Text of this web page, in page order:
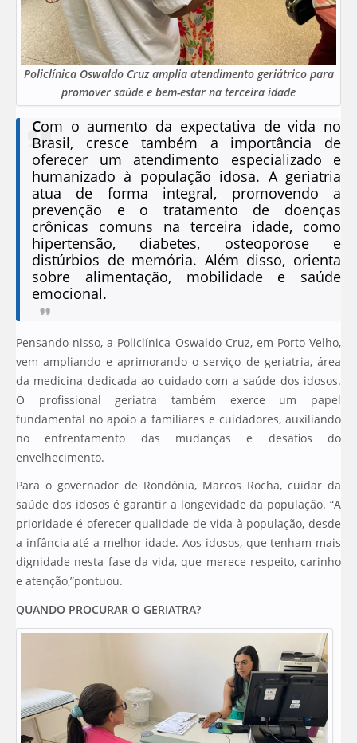
Policlínica Oswaldo Cruz amplia atendimento geriátrico para
promover saúde e bem-estar na terceira idade
Com o aumento da expectativa de vida no
Brasil, cresce também a importância de
oferecer um atendimento especializado e
humanizado à população idosa. A geriatria
atua de forma integral, promovendo a
prevenção e o tratamento de doenças
crônicas comuns na terceira idade, como
hipertensão, diabetes, osteoporose e
distúrbios de memória. Além disso, orienta
sobre alimentação, mobilidade e saúde
emocional.
Pensando nisso, a Policlínica Oswaldo Cruz, em Porto Velho,
vem ampliando e aprimorando o serviço de geriatria, área
da medicina dedicada ao cuidado com a saúde dos idosos.
O profissional geriatra também exerce um papel
fundamental no apoio a familiares e cuidadores, auxiliando
no enfrentamento das mudanças e desafios do
envelhecimento.
Para o governador de Rondônia, Marcos Rocha, cuidar da
saúde dos idosos é garantir a longevidade da população. “A
prioridade é oferecer qualidade de vida à população, desde
a infância até a melhor idade. Aos idosos, que tenham mais
dignidade nesta fase da vida, que merece respeito, carinho
e atenção,”pontuou.
QUANDO PROCURAR O GERIATRA?